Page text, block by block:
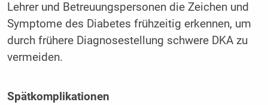
Lehrer und Betreuungspersonen die Zeichen und
Symptome des Diabetes frühzeitig erkennen, um
durch frühere Diagnosestellung schwere DKA zu
vermeiden.
Spätkomplikationen